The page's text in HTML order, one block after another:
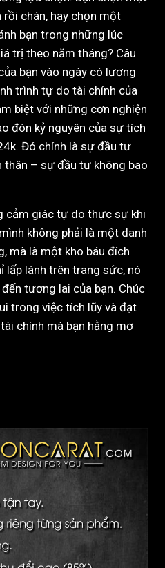
rồi chán, hay chọn một
bạn trong những lúc
trị theo năm tháng? Câu
bạn vào ngày có lương
trình tự do tài chính của
biệt với những cơn nghiện
đón kỷ nguyên của sự tích
Đó chính là sự đầu tư
thân – sự đầu tư không bao
cảm giác tự do thực sự khi
không phải là một danh
mà là một kho báu đích
lấp lánh trên trang sức, nó
tương lai của bạn. Chúc
trong việc tích lũy và đạt
chính mà bạn hằng mơ